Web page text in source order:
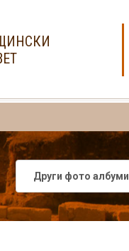
Други фото албуми